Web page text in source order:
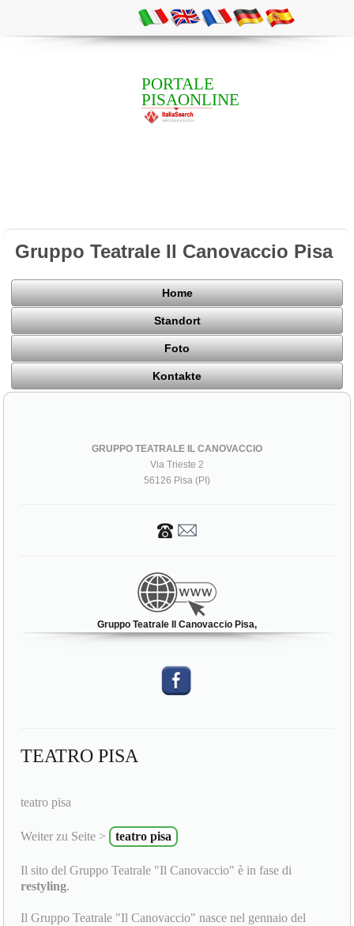
PORTALE
PISAONLINE
Gruppo Teatrale Il Canovaccio Pisa
Home
Standort
Foto
Kontakte
GRUPPO TEATRALE IL CANOVACCIO
Via Trieste 2
56126 Pisa (PI)
Gruppo Teatrale Il Canovaccio Pisa,
TEATRO PISA
teatro pisa
Weiter zu Seite > teatro pisa
Il sito del Gruppo Teatrale "Il Canovaccio" è in fase di
restyling.
Il Gruppo Teatrale "Il Canovaccio" nasce nel gennaio del